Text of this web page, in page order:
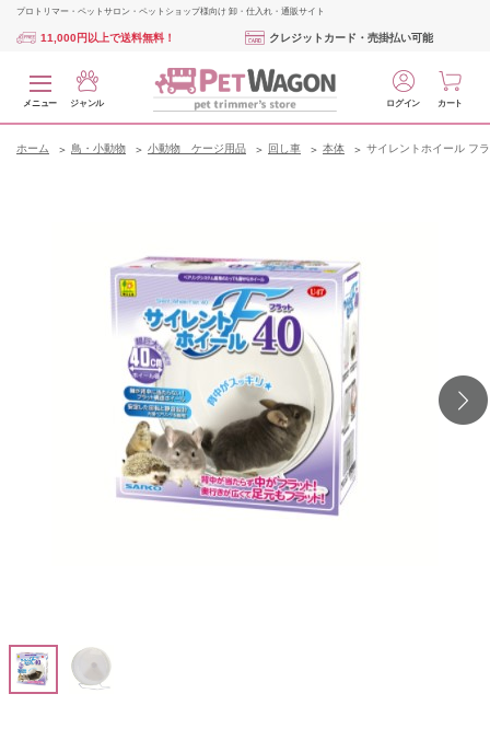
プロトリマー・ペットサロン・ペットショップ様向け 卸・仕入れ・通販サイト
11,000円以上で送料無料！ クレジットカード・売掛払い可能
メニュー ジャンル ログイン カート
ホーム 鳥・小動物 小動物 ケージ用品 回し車 本体 サイレントホイール フ